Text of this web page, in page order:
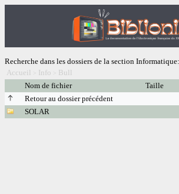
Recherche dans les dossiers de la section Informatique:
Accueil
> Info > Bull
Nom de fichier
Taille
Retour au dossier précédent
SOLAR